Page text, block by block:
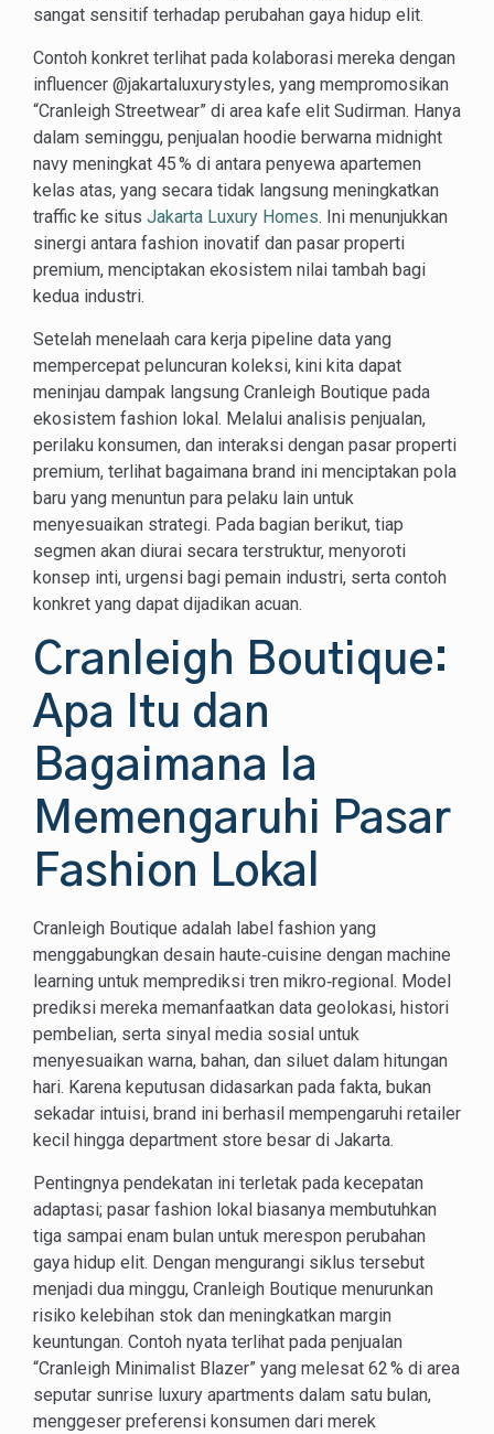
sangat sensitif terhadap perubahan gaya hidup elit.
Contoh konkret terlihat pada kolaborasi mereka dengan
influencer @jakartaluxurystyles, yang mempromosikan
“Cranleigh Streetwear” di area kafe elit Sudirman. Hanya
dalam seminggu, penjualan hoodie berwarna midnight
navy meningkat 45 % di antara penyewa apartemen
kelas atas, yang secara tidak langsung meningkatkan
traffic ke situs Jakarta Luxury Homes. Ini menunjukkan
sinergi antara fashion inovatif dan pasar properti
premium, menciptakan ekosistem nilai tambah bagi
kedua industri.
Setelah menelaah cara kerja pipeline data yang
mempercepat peluncuran koleksi, kini kita dapat
meninjau dampak langsung Cranleigh Boutique pada
ekosistem fashion lokal. Melalui analisis penjualan,
perilaku konsumen, dan interaksi dengan pasar properti
premium, terlihat bagaimana brand ini menciptakan pola
baru yang menuntun para pelaku lain untuk
menyesuaikan strategi. Pada bagian berikut, tiap
segmen akan diurai secara terstruktur, menyoroti
konsep inti, urgensi bagi pemain industri, serta contoh
konkret yang dapat dijadikan acuan.
Cranleigh Boutique:
Apa Itu dan
Bagaimana Ia
Memengaruhi Pasar
Fashion Lokal
Cranleigh Boutique adalah label fashion yang
menggabungkan desain haute‑cuisine dengan machine
learning untuk memprediksi tren mikro‑regional. Model
prediksi mereka memanfaatkan data geolokasi, histori
pembelian, serta sinyal media sosial untuk
menyesuaikan warna, bahan, dan siluet dalam hitungan
hari. Karena keputusan didasarkan pada fakta, bukan
sekadar intuisi, brand ini berhasil mempengaruhi retailer
kecil hingga department store besar di Jakarta.
Pentingnya pendekatan ini terletak pada kecepatan
adaptasi; pasar fashion lokal biasanya membutuhkan
tiga sampai enam bulan untuk merespon perubahan
gaya hidup elit. Dengan mengurangi siklus tersebut
menjadi dua minggu, Cranleigh Boutique menurunkan
risiko kelebihan stok dan meningkatkan margin
keuntungan. Contoh nyata terlihat pada penjualan
“Cranleigh Minimalist Blazer” yang melesat 62 % di area
seputar sunrise luxury apartments dalam satu bulan,
menggeser preferensi konsumen dari merek